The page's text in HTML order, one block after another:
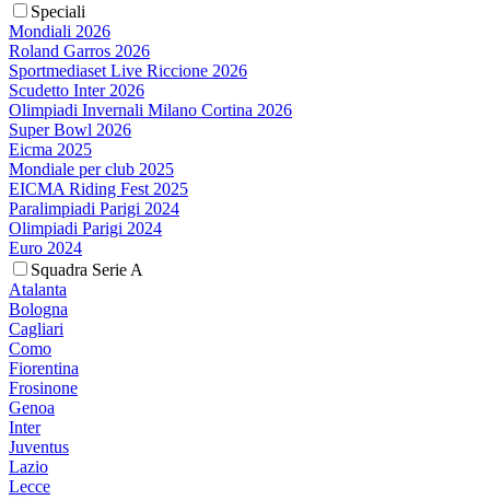
Speciali
Mondiali 2026
Roland Garros 2026
Sportmediaset Live Riccione 2026
Scudetto Inter 2026
Olimpiadi Invernali Milano Cortina 2026
Super Bowl 2026
Eicma 2025
Mondiale per club 2025
EICMA Riding Fest 2025
Paralimpiadi Parigi 2024
Olimpiadi Parigi 2024
Euro 2024
Squadra Serie A
Atalanta
Bologna
Cagliari
Como
Fiorentina
Frosinone
Genoa
Inter
Juventus
Lazio
Lecce